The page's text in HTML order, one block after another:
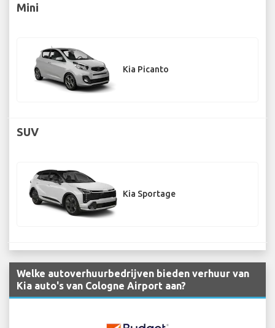
Mini
Kia Picanto
SUV
Kia Sportage
Welke autoverhuurbedrijven bieden verhuur van
Kia auto's van Cologne Airport aan?